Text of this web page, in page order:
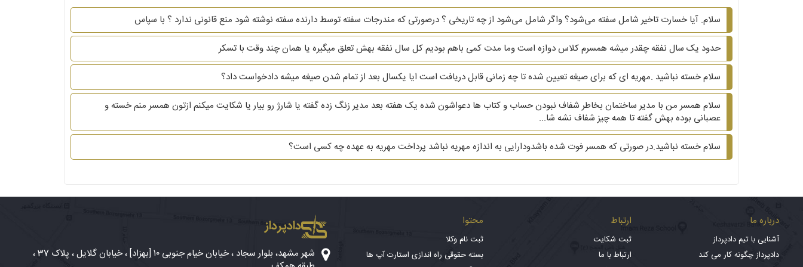
سلام. آیا خسارت تاخیر شامل سفته می‌شود؟ واگر شامل می‌شود از چه تاریخی ؟ درصورتی که مندرجات سفته توسط دارنده سفته نوشته شود منع قانونی ندارد ؟ با سپاس
حدود یک سال نفقه چقدر میشه همسرم کلاس دوازه است وما مدت کمی باهم بودیم کل سال نفقه بهش تعلق میگیره یا همان چند وقت با تسکر
سلام خسته نباشید .مهریه ای که برای صیغه تعیین شده تا چه زمانی قابل دریافت است ایا یکسال بعد از تمام شدن صیغه میشه دادخواست داد؟
سلام همسر من با مدیر ساختمان بخاطر شفاف نبودن حساب و کتاب ها دعواشون شده یک هفته بعد مدیر زنگ زده گفته یا شارژ رو بیار یا شکایت میکنم ازتون همسر منم خسته و
عصبانی بوده بهش گفته تا همه چیز شفاف نشه شا...
سلام خسته نباشید.در صورتی که همسر فوت شده باشدودارایی به اندازه مهریه نباشد پرداخت مهریه به عهده چه کسی است؟
درباره ما
آشنایی با تیم دادپرداز
دادپرداز چگونه کار می کند
ارتباط
ثبت شکایت
ارتباط با ما
محتوا
ثبت نام وکلا
بسته حقوقی راه اندازی استارت آپ ها
دادپرداز
شهر مشهد، بلوار سجاد ، خیابان خیام جنوبی ۱۰ [بهزاد] ، خیابان گلایل ، پلاک 37 ،